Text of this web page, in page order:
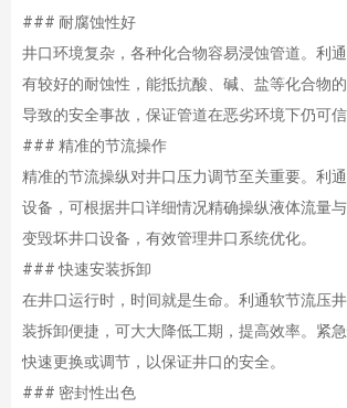
### 耐腐蚀性好
井口环境复杂，各种化合物容易浸蚀管道。利
有较好的耐蚀性，能抵抗酸、碱、盐等化合物
导致的安全事故，保证管道在恶劣环境下仍可信
### 精准的节流操作
精准的节流操纵对井口压力调节至关重要。利
设备，可根据井口详细情况精确操纵液体流量
变毁坏井口设备，有效管理井口系统优化。
### 快速安装拆卸
在井口运行时，时间就是生命。利通软节流压
装拆卸便捷，可大大降低工期，提高效率。紧
快速更换或调节，以保证井口的安全。
### 密封性出色